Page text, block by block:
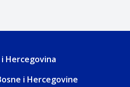
i Hercegovina
i Hercegovine